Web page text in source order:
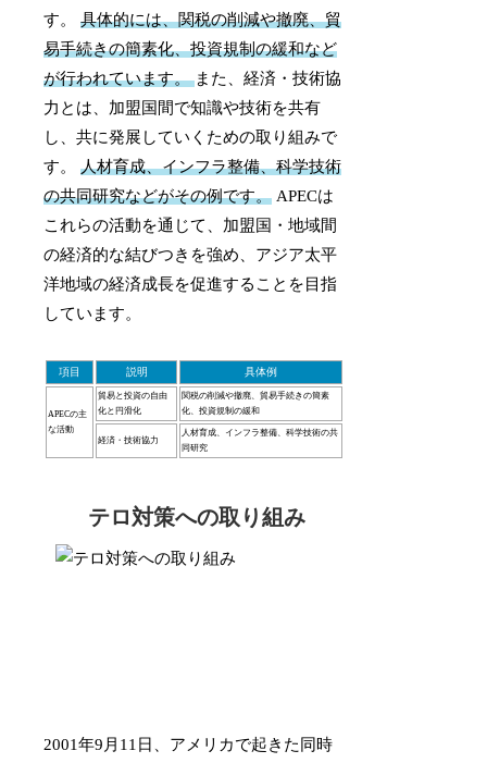
す。具体的には、関税の削減や撤廃、貿
易手続きの簡素化、投資規制の緩和など
が行われています。また、経済・技術協
力とは、加盟国間で知識や技術を共有
し、共に発展していくための取り組みで
す。人材育成、インフラ整備、科学技術
の共同研究などがその例です。 APECは
これらの活動を通じて、加盟国・地域間
の経済的な結びつきを強め、アジア太平
洋地域の経済成長を促進することを目指
しています。
項目 説明 具体例
APECの主
な活動
貿易と投資の自由
化と円滑化
関税の削減や撤廃、貿易手続きの簡素
化、投資規制の緩和
経済・技術協力
人材育成、インフラ整備、科学技術の共
同研究
テロ対策への取り組み
2001年9月11日、アメリカで起きた同時